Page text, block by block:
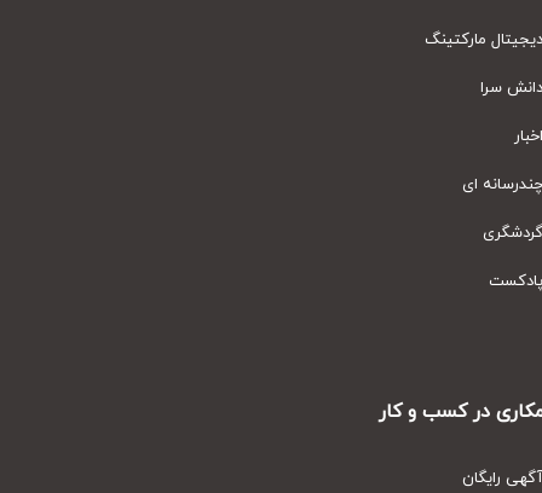
مارکتینگ
سرا
ای
در کسب و کار
رایگان